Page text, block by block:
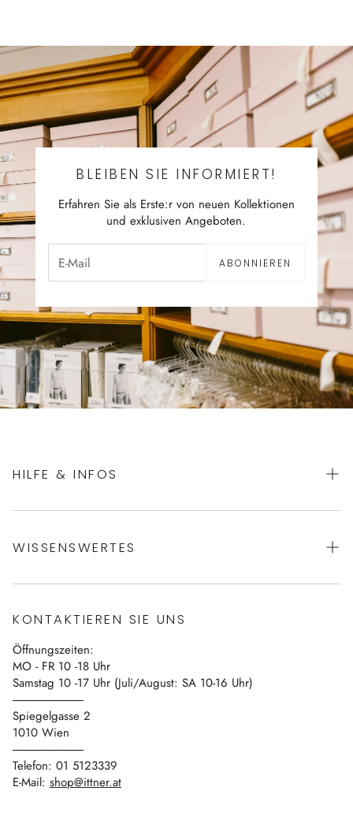
BLEIBEN SIE INFORMIERT!
Erfahren Sie als Erste:r von neuen Kollektionen
und exklusiven Angeboten.
ABONNIEREN
HILFE & INFOS
Datenschutz
Impressum
Vertrag widerrufen
WISSENSWERTES
Blog
Kontakt
KONTAKTIEREN SIE UNS
Öffnungszeiten:
MO - FR 10 -18 Uhr
Samstag 10 -17 Uhr (Juli/August: SA 10-16 Uhr)
------------------------------
Spiegelgasse 2
1010 Wien
------------------------------
Telefon: 01 5123339
E-Mail: shop@ittner.at